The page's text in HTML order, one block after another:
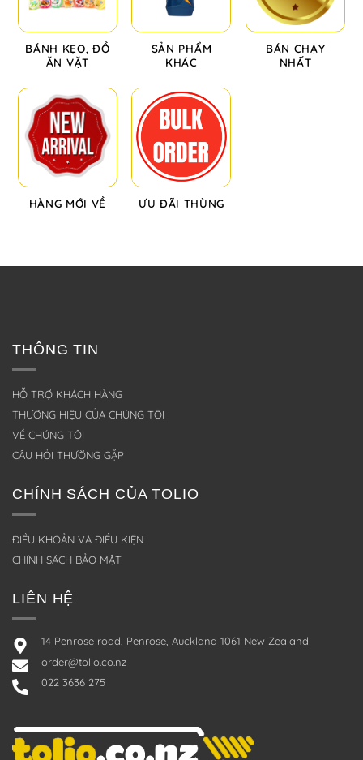
BÁNH KẸO, ĐỒ
ĂN VẶT
SẢN PHẨM
KHÁC
BÁN CHẠY
NHẤT
HÀNG MỚI VỀ ƯU ĐÃI THÙNG
THÔNG TIN
HỖ TRỢ KHÁCH HÀNG
THƯƠNG HIỆU CỦA CHÚNG TÔI
VỀ CHÚNG TÔI
CÂU HỎI THƯỜNG GẶP
CHÍNH SÁCH CỦA TOLIO
ĐIỀU KHOẢN VÀ ĐIỀU KIỆN
CHÍNH SÁCH BẢO MẬT
LIÊN HỆ
14 Penrose road, Penrose, Auckland 1061 New Zealand
order@tolio.co.nz
022 3636 275